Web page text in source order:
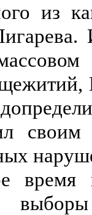
из
время